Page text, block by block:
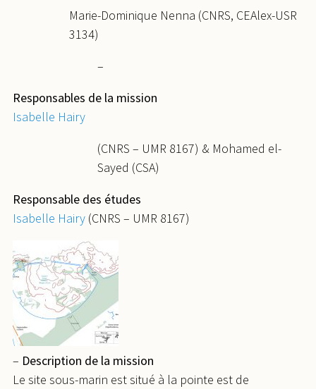
Marie-Dominique Nenna (CNRS, CEAlex-USR
3134)
–
Responsables de la mission
Isabelle Hairy
(CNRS – UMR 8167) & Mohamed el-
Sayed (CSA)
Responsable des études
Isabelle Hairy (CNRS – UMR 8167)
– Description de la mission
Le site sous-marin est situé à la pointe est de